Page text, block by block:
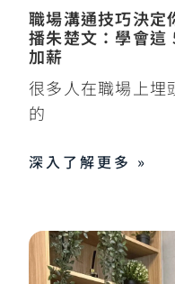
職場溝通技巧決定
播朱楚文：學會這
加薪
很多人在職場上埋
的
深入了解更多 »